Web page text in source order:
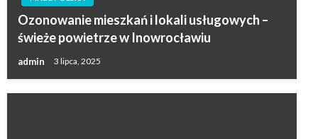
Ozonowanie mieszkań i lokali usługowych –
świeże powietrze w Inowrocławiu
admin 3 lipca, 2025